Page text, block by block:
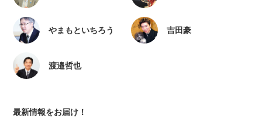
やまもといちろう 吉田豪
渡邉哲也
最新情報をお届け！